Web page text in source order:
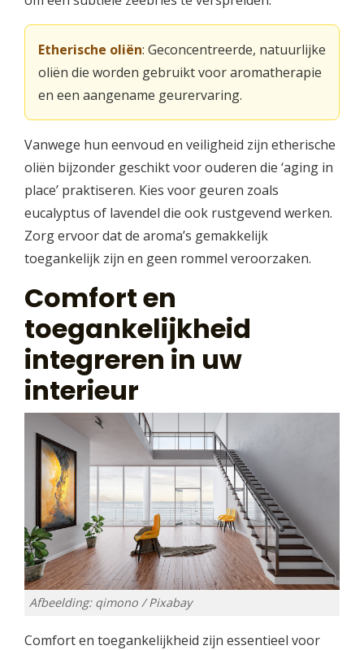
Etherische oliën: Geconcentreerde, natuurlijke
oliën die worden gebruikt voor aromatherapie
en een aangename geurervaring.
Vanwege hun eenvoud en veiligheid zijn etherische
oliën bijzonder geschikt voor ouderen die ‘aging in
place’ praktiseren. Kies voor geuren zoals
eucalyptus of lavendel die ook rustgevend werken.
Zorg ervoor dat de aroma’s gemakkelijk
toegankelijk zijn en geen rommel veroorzaken.
Comfort en
toegankelijkheid
integreren in uw
interieur
Afbeelding: qimono / Pixabay
Comfort en toegankelijkheid zijn essentieel voor